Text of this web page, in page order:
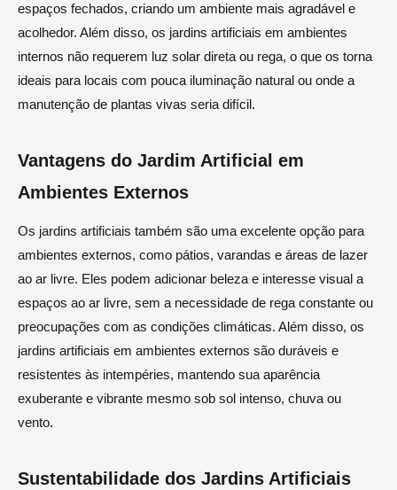
espaços fechados, criando um ambiente mais agradável e
acolhedor. Além disso, os jardins artificiais em ambientes
internos não requerem luz solar direta ou rega, o que os torna
ideais para locais com pouca iluminação natural ou onde a
manutenção de plantas vivas seria difícil.
Vantagens do Jardim Artificial em
Ambientes Externos
Os jardins artificiais também são uma excelente opção para
ambientes externos, como pátios, varandas e áreas de lazer
ao ar livre. Eles podem adicionar beleza e interesse visual a
espaços ao ar livre, sem a necessidade de rega constante ou
preocupações com as condições climáticas. Além disso, os
jardins artificiais em ambientes externos são duráveis e
resistentes às intempéries, mantendo sua aparência
exuberante e vibrante mesmo sob sol intenso, chuva ou
vento.
Sustentabilidade dos Jardins Artificiais